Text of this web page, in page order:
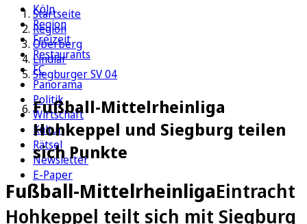
Köln
Region
Freizeit
Restaurants
FC
Panorama
Politik
Wirtschaft
Kultur
Rätsel
Newsletter
E-Paper
Startseite
Region
Oberberg
Lindlar
Siegburger SV 04
Fußball-Mittelrheinliga
Hohkeppel und Siegburg teilen
sich Punkte
Fußball-MittelrheinligaEintracht
Hohkeppel teilt sich mit Siegburg